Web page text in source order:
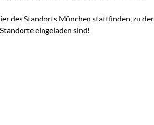
des Standorts München stattfinden, zu der
eingeladen sind!